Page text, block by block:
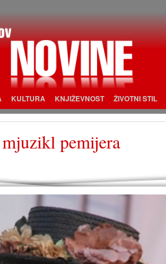
KULTURA KNJIŽEVNOST ŽIVOTNI STIL
pemijera